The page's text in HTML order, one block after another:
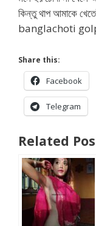
কিন্তু থাপ আমাকে
banglachoti
Share this:
Facebook
Telegram
Related